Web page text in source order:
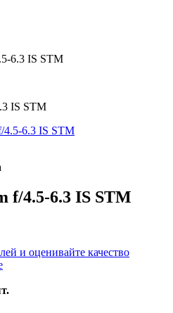
6.3 IS STM
f/4.5-6.3 IS STM